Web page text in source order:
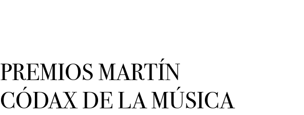
PREMIOS MARTÍN
CÓDAX DE LA MÚSICA